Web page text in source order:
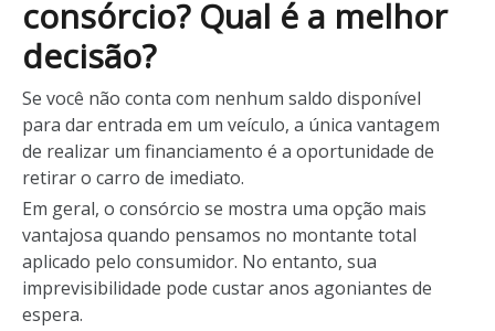
consórcio? Qual é a melhor
decisão?
Se você não conta com nenhum saldo disponível
para dar entrada em um veículo, a única vantagem
de realizar um financiamento é a oportunidade de
retirar o carro de imediato.
Em geral, o consórcio se mostra uma opção mais
vantajosa quando pensamos no montante total
aplicado pelo consumidor. No entanto, sua
imprevisibilidade pode custar anos agoniantes de
espera.